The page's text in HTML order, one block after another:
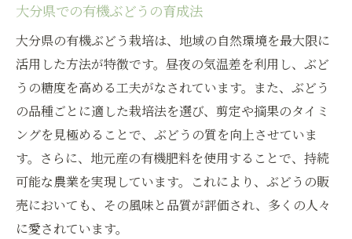
大分県での有機ぶどうの育成法
大分県の有機ぶどう栽培は、地域の自然環境を最大限に
活用した方法が特徴です。昼夜の気温差を利用し、ぶど
うの糖度を高める工夫がなされています。また、ぶどう
の品種ごとに適した栽培法を選び、剪定や摘果のタイミ
ングを見極めることで、ぶどうの質を向上させていま
す。さらに、地元産の有機肥料を使用することで、持続
可能な農業を実現しています。これにより、ぶどうの販
売においても、その風味と品質が評価され、多くの人々
に愛されています。